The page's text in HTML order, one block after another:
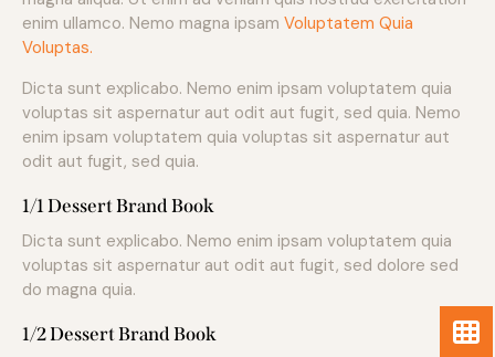
enim ullamco. Nemo magna ipsam Voluptatem Quia
Voluptas.
Dicta sunt explicabo. Nemo enim ipsam voluptatem quia
voluptas sit aspernatur aut odit aut fugit, sed quia. Nemo
enim ipsam voluptatem quia voluptas sit aspernatur aut
odit aut fugit, sed quia.
1/1 Dessert Brand Book
Dicta sunt explicabo. Nemo enim ipsam voluptatem quia
voluptas sit aspernatur aut odit aut fugit, sed dolore sed
do magna quia.
1/2 Dessert Brand Book